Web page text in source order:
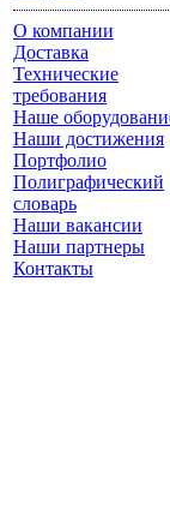
О компании
Доставка
Технические
требования
Наше
Наши достижения
Портфолио
Полиграфический
словарь
Наши вакансии
Наши партнеры
Контакты